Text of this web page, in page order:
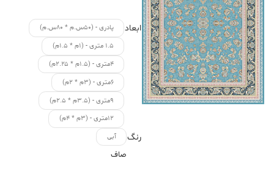
ابعاد
پادری - (۵۰س.م * ۸۰س.م)
۱.۵ متری - (۱م * ۱.۵م)
۴متری - (۱.۵م * ۲.۲۵م)
۶متری - (۳م * ۲م)
۹متری - (۳.۵م * ۲.۵م)
۱۲متری - (۳م * ۴م)
رنگ آبی
صاف